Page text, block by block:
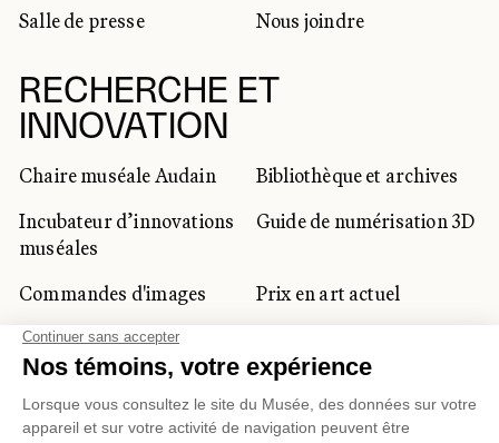
Salle de presse
Nous joindre
RECHERCHE ET
INNOVATION
Chaire muséale Audain
Bibliothèque et archives
Incubateur d’innovations
muséales
Guide de numérisation 3D
Commandes d'images
Prix en art actuel
Prix Lynne-Cohen
CLIENTÈLE CORPORATIVE